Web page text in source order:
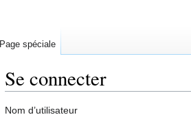
Se connecter
Aller
Aller
Nom d’utilisateur
Page spéciale